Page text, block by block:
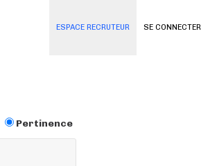
SE CONNECTER
ESPACE RECRUTEUR
Pertinence